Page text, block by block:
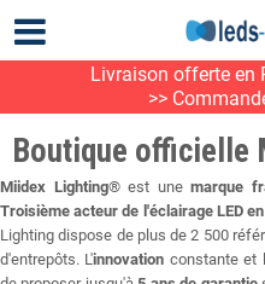
Livraison offerte en
>>
Boutique officielle
Miidex Lighting® est une marque
Troisième acteur de l'éclairage LED
Lighting dispose de plus de 2 500
d'entrepôts. L'innovation constante et